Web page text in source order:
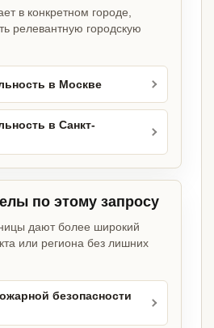
в конкретном городе,
релевантную городскую
в Москве
в Санкт-
по этому запросу
дают более широкий
или региона без лишних
безопасности